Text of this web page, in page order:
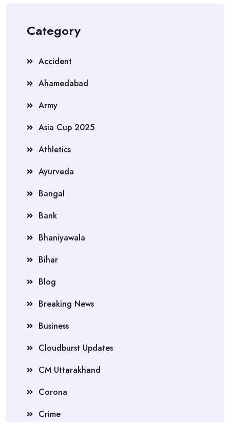
Category
Accident
Ahamedabad
Army
Asia Cup 2025
Athletics
Ayurveda
Bangal
Bank
Bhaniyawala
Bihar
Blog
Breaking News
Business
Cloudburst Updates
CM Uttarakhand
Corona
Crime